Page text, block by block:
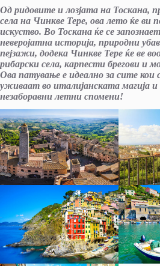
Од ридовите и лозјата на Тоскана,
села на Чинкве Тере, ова лето ќе ви
искуство. Во Тоскана ќе се
неверојатна историја, природни
пејзажи, додека Чинкве Тере ќе ве
рибарски села, карпести брегови и
Ова патување е идеално за сите кои
уживаат во италијанската магија и
незаборавни летни спомени!